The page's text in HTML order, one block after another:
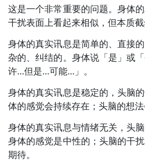
这是一个非常重要的问题。身体
干扰表面上看起来相似，但本质截
身体的真实讯息是简单的、直接
杂的、纠结的。身体说「是」或
许…但是…可能…」。
身体的真实讯息是稳定的，头脑
体的感觉会持续存在；头脑的想法
身体的真实讯息与情绪无关，头脑
身体的感觉是中性的；头脑的干扰
期待。